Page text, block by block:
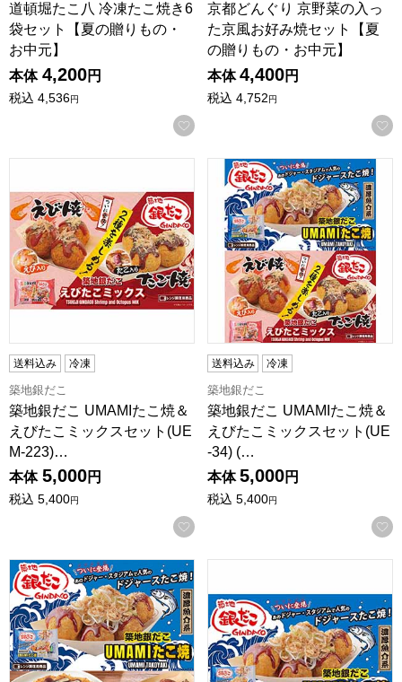
道頓堀たこ八 冷凍たこ焼き6
袋セット【夏の贈りもの・
お中元】
本体 4,200円
税込 4,536円
お気に入りに登録する
京都どんぐり 京野菜の入っ
た京風お好み焼セット【夏
の贈りもの・お中元】
本体 4,400円
税込 4,752円
築地銀だこ UMAMIたこ焼＆えびたこミックスセット(UEM-
送料込み 冷凍
築地銀だこ
築地銀だこ UMAMIたこ焼＆
えびたこミックスセット(UE
M-223)…
本体 5,000円
税込 5,400円
お気に入りに登録する
築地銀だこ UMAMIたこ焼＆
送料込み 冷凍
築地銀だこ
築地銀だこ UMAMIたこ焼＆
えびたこミックスセット(UE
-34) (…
本体 5,000円
税込 5,400円
築地銀だこ UMAMIたこ焼セット(UM-43) (L8214)【サクワ】